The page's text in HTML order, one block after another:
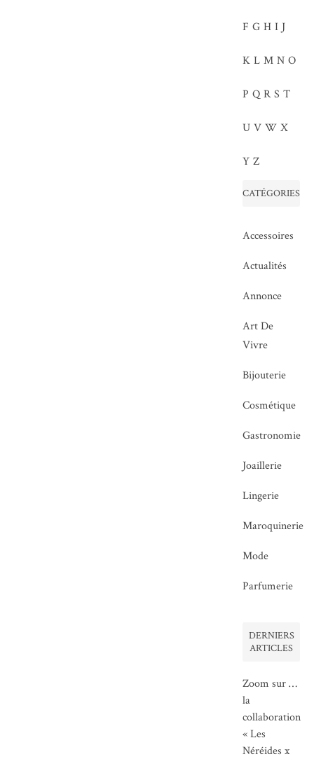
F G H I J
K L M N O
P Q R S T
U V W X
Y Z
CATÉGORIES
Accessoires
Actualités
Annonce
Art De
Vivre
Bijouterie
Cosmétique
Gastronomie
Joaillerie
Lingerie
Maroquinerie
Mode
Parfumerie
DERNIERS
ARTICLES
Zoom sur …
la
collaboration
« Les
Néréides x